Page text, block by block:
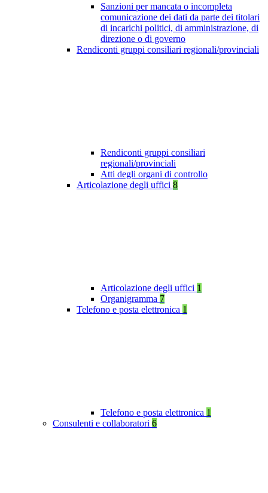
Sanzioni per mancata o incompleta
comunicazione dei dati da parte dei titolari
di incarichi politici, di amministrazione, di
direzione o di governo
Rendiconti gruppi consiliari regionali/provinciali
Rendiconti gruppi consiliari
regionali/provinciali
Atti degli organi di controllo
Articolazione degli uffici 8
Articolazione degli uffici 1
Organigramma 7
Telefono e posta elettronica 1
Telefono e posta elettronica 1
Consulenti e collaboratori 6